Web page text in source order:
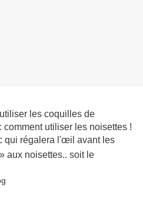
les coquilles de
comment utiliser les noisettes !
qui régalera l'œil avant les
» aux noisettes.. soit le